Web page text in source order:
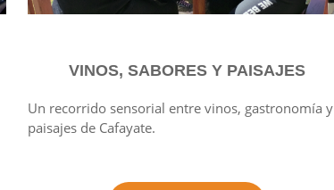
VINOS, SABORES Y PAISAJES
Un recorrido sensorial entre vinos, gastronomía y
paisajes de Cafayate.